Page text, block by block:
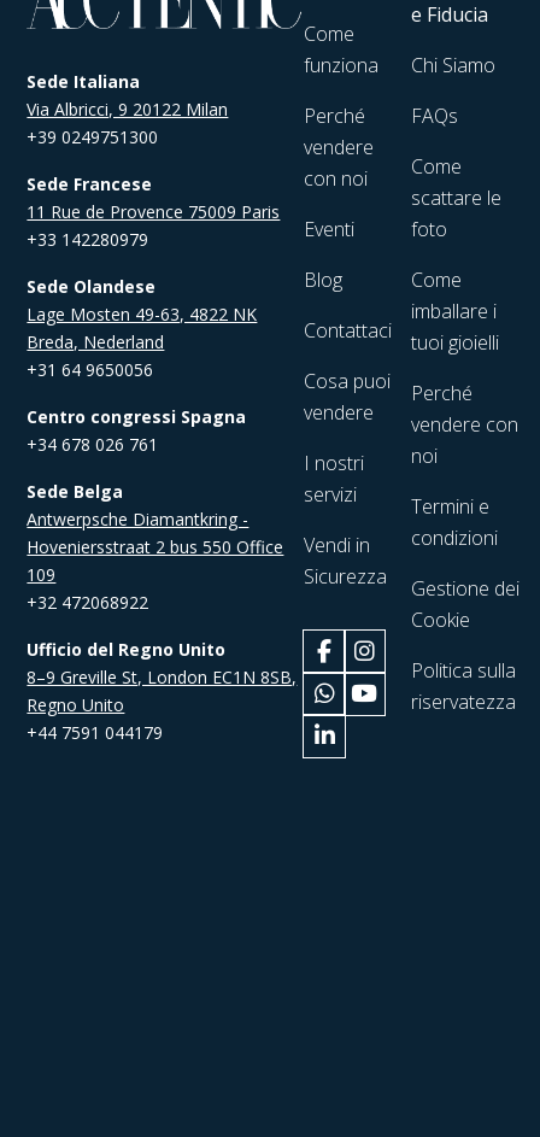
Sede Italiana
Via Albricci, 9 20122 Milan
+39 0249751300
Sede Francese
11 Rue de Provence 75009 Paris
+33 142280979
Sede Olandese
Lage Mosten 49-63, 4822 NK
Breda, Nederland
+31 64 9650056
Centro congressi Spagna
+34 678 026 761
Sede Belga
Antwerpsche Diamantkring -
Hoveniersstraat 2 bus 550 Office
109
+32 472068922
Ufficio del Regno Unito
8–9 Greville St, London EC1N 8SB,
Regno Unito
+44 7591 044179
Come
funziona
Perché
vendere
con noi
Eventi
Blog
Contattaci
Cosa puoi
vendere
I nostri
servizi
Vendi in
Sicurezza
e Fiducia
Chi Siamo
FAQs
Come
scattare le
foto
Come
imballare i
tuoi gioielli
Perché
vendere con
noi
Termini e
condizioni
Gestione dei
Cookie
Politica sulla
riservatezza